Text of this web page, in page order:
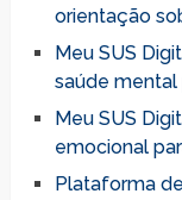
orientação
Meu SUS
saúde mental
Meu SUS
emocional
Plataforma